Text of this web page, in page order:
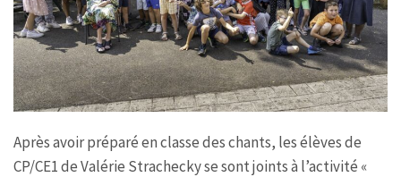
Après avoir préparé en classe des chants, les élèves de
CP/CE1 de Valérie Strachecky se sont joints à l’activité «